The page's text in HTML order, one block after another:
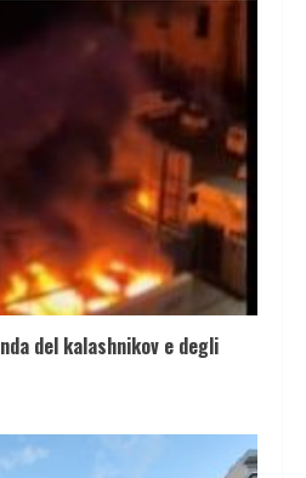
del kalashnikov e degli